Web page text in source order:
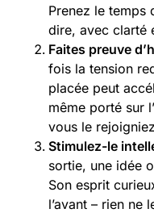
Prenez le temps
dire, avec clarté
Faites preuve
fois la tension
placée peut
même porté sur
vous le
Stimulez-le
sortie, une idée
Son esprit
l’avant – rien ne